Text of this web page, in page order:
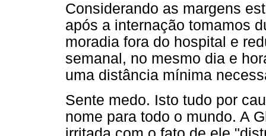
Considerando as margens
após a internação tomamos
moradia fora do hospital e
semanal, no mesmo dia e
uma distância mínima
Sente medo. Isto tudo por
nome para todo o mundo. A